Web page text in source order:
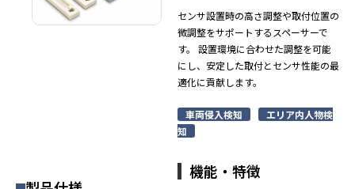
センサ設置時の高さ調整や取付位置の
微調整をサポートするスペーサーで
す。 設置環境に合わせた調整を可能
にし、安定した取付とセンサ性能の最
適化に貢献します。
車両侵入検知
エリア内人物検
知
機能・特徴